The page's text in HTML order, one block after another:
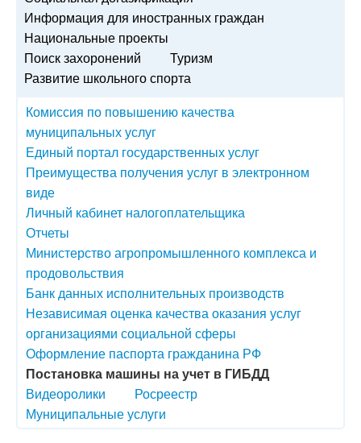
Информация для иностранных граждан
Национальные проекты
Поиск захоронений
Туризм
Развитие школьного спорта
Комиссия по повышению качества
муниципальных услуг
Единый портал государственных услуг
Преимущества получения услуг в электронном
виде
Личный кабинет налогоплательщика
Отчеты
Министерство агропромышленного комплекса и
продовольствия
Банк данных исполнительных производств
Независимая оценка качества оказания услуг
организациями социальной сферы
Оформление паспорта гражданина РФ
Постановка машины на учет в ГИБДД
Видеоролики
Росреестр
Муниципальные услуги